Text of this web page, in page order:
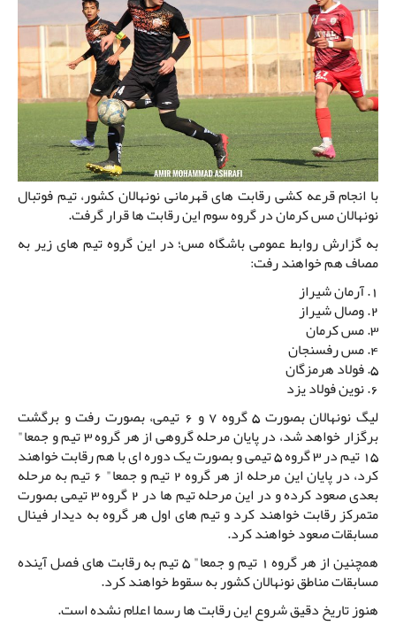
با انجام قرعه کشی رقابت های قهرمانی نونهالان کشور، تیم فوتبال
نونهالان مس کرمان در گروه سوم این رقابت ها قرار گرفت.
به گزارش روابط عمومی باشگاه مس؛ در این گروه تیم های زیر به
مصاف هم خواهند رفت:
1. آرمان شیراز
2. وصال شیراز
3. مس کرمان
4. مس رفسنجان
5. فولاد هرمزگان
6. نوین فولاد یزد
لیگ نونهالان بصورت 5 گروه 7 و 6 تیمی، بصورت رفت و برگشت
برگزار خواهد شد، در پایان مرحله گروهی از هر گروه 3 تیم و جمعا"
15 تیم در 3 گروه 5 تیمی و بصورت یک دوره ای با هم رقابت خواهند
کرد، در پایان این مرحله از هر گروه 2 تیم و جمعا" 6 تیم به مرحله
بعدی صعود کرده و در این مرحله تیم ها در 2 گروه 3 تیمی بصورت
متمرکز رقابت خواهند کرد و تیم های اول هر گروه به دیدار فینال
مسابقات صعود خواهند کرد.
همچنین از هر گروه 1 تیم و جمعا" 5 تیم به رقابت های فصل آینده
مسابقات مناطق نونهالان کشور به سقوط خواهند کرد.
هنوز تاریخ دقیق شروع این رقابت ها رسما اعلام نشده است.